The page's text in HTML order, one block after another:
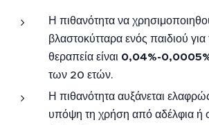
Η πιθανότητα να
βλαστοκύτταρα ενός παιδιού για
θεραπεία είναι 0,04%-
των 20 ετών.
Η πιθανότητα αυξάνεται
υπόψη τη χρήση από αδέλφια ή